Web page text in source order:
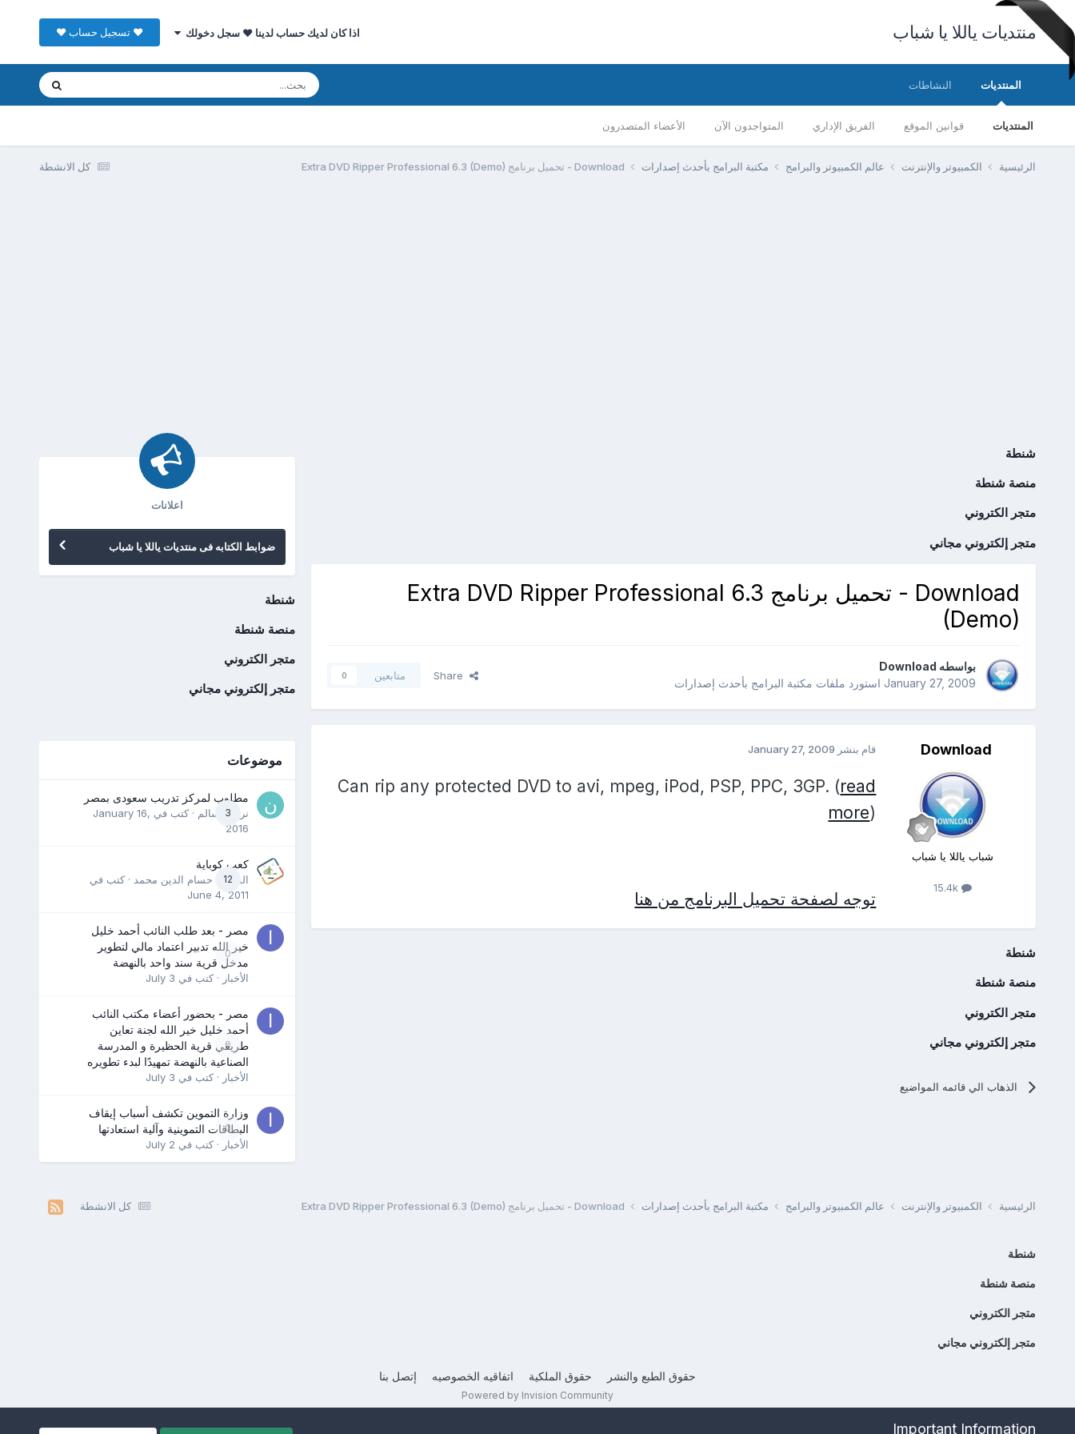
منتديات ياللا يا شباب اذا كان لديك حساب لدينا ♥ سجل دخولك ♥ تسجيل حساب ♥
المنتديات
المنتديات قوانين الموقع الفريق الإداري المتواجدون الآن الأعضاء المتصدرون
النشاطات
كل الانشطة الرئيسية الكمبيوتر والإنترنت عالم الكمبيوتر والبرامج مكتبة البرامج بأحدث إصدارات Download - تحميل برنامج Extra DVD Ripper Professional 6.3 (Demo)
شنطة
منصة شنطة
متجر الكتروني
متجر إلكتروني مجاني
Download - تحميل برنامج Extra DVD Ripper Professional 6.3
(Demo)
بواسطه Download
January 27, 2009استورد ملفات مكتبة البرامج بأحدث إصدارات
Share متابعين 0
Download
شباب ياللا يا شباب
15.4k
قام بنشر January 27, 2009
Can rip any protected DVD to avi, mpeg, iPod, PSP, PPC, 3GP. (read
more)
توجه لصفحة تحميل البرنامج من هنا
شنطة
منصة شنطة
متجر الكتروني
متجر إلكتروني مجاني
الذهاب الي قائمه المواضيع
اعلانات
ضوابط الكتابه فى منتديات ياللا يا شباب
شنطة
منصة شنطة
متجر الكتروني
متجر إلكتروني مجاني
موضوعات
3
مطلوب لمركز تدريب سعودى بمصر
نرمين سالم · كتب في January 16,
2016
12
كعب كوباية
المدرب حسام الدين محمد · كتب في
June 4, 2011
0
مصر - بعد طلب النائب أحمد خليل
خير الله تدبير اعتماد مالي لتطوير
مدخل قرية سند واحد بالنهضة
الأخبار · كتب في July 3
0
مصر - بحضور أعضاء مكتب النائب
أحمد خليل خير الله لجنة تعاين
طريقي قرية الحظيرة و المدرسة
الصناعية بالنهضة تمهيدًا لبدء تطويره
الأخبار · كتب في July 3
0
وزارة التموين تكشف أسباب إيقاف
البطاقات التموينية وآلية استعادتها
الأخبار · كتب في July 2
كل الانشطة الرئيسية الكمبيوتر والإنترنت عالم الكمبيوتر والبرامج مكتبة البرامج بأحدث إصدارات Download - تحميل برنامج Extra DVD Ripper Professional 6.3 (Demo)
شنطة
منصة شنطة
متجر الكتروني
متجر إلكتروني مجاني
حقوق الطبع والنشر حقوق الملكية اتفاقيه الخصوصيه إتصل بنا
Powered by Invision Community
Important Information